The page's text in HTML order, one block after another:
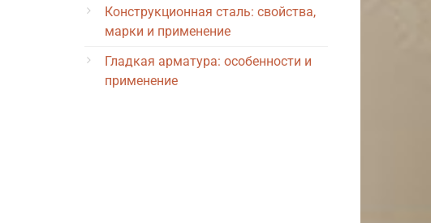
Конструкционная сталь: свойства,
марки и применение
Гладкая арматура: особенности и
применение